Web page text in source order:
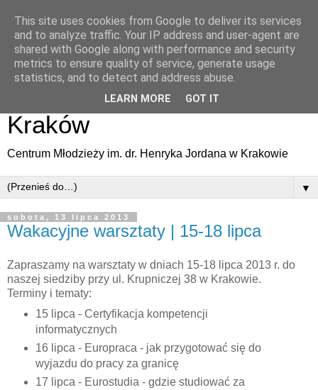
Informacja Młodzieżowa |
Regionalny Punkt
Informacyjny Eurodesk
Kraków
Centrum Młodzieży im. dr. Henryka Jordana w Krakowie
▼
sobota, 13 lipca 2013
Wakacyjne warsztaty | 15-18 lipca
Zapraszamy na warsztaty w dniach 15-18 lipca 2013 r. do
naszej siedziby przy ul. Krupniczej 38 w Krakowie.
Terminy i tematy:
15 lipca - Certyfikacja kompetencji
informatycznych
16 lipca - Europraca - jak przygotować się do
wyjazdu do pracy za granicę
17 lipca - Eurostudia - gdzie studiować za
This site uses cookies from Google to deliver its services
and to analyze traffic. Your IP address and user-agent are
shared with Google along with performance and security
metrics to ensure quality of service, generate usage
statistics, and to detect and address abuse.
LEARN MORE GOT IT